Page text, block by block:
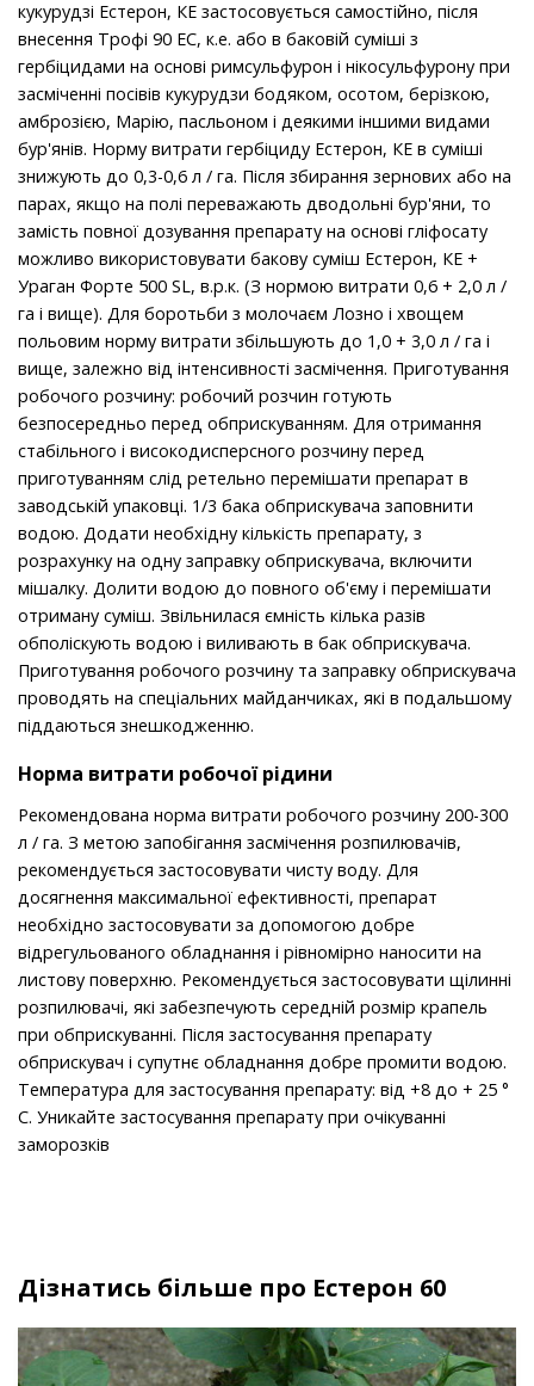
кукурудзі Естерон, КЕ застосовується самостійно, після
внесення Трофі 90 ЕС, к.е. або в баковій суміші з
гербіцидами на основі римсульфурон і нікосульфурону при
засміченні посівів кукурудзи бодяком, осотом, берізкою,
амброзією, Марію, пасльоном і деякими іншими видами
бур'янів. Норму витрати гербіциду Естерон, КЕ в суміші
знижують до 0,3-0,6 л / га. Після збирання зернових або на
парах, якщо на полі переважають дводольні бур'яни, то
замість повної дозування препарату на основі гліфосату
можливо використовувати бакову суміш Естерон, КЕ +
Ураган Форте 500 SL, в.p.к. (З нормою витрати 0,6 + 2,0 л /
га і вище). Для боротьби з молочаєм Лозно і хвощем
польовим норму витрати збільшують до 1,0 + 3,0 л / га і
вище, залежно від інтенсивності засмічення. Приготування
робочого розчину: робочий розчин готують
безпосередньо перед обприскуванням. Для отримання
стабільного і високодисперсного розчину перед
приготуванням слід ретельно перемішати препарат в
заводській упаковці. 1/3 бака обприскувача заповнити
водою. Додати необхідну кількість препарату, з
розрахунку на одну заправку обприскувача, включити
мішалку. Долити водою до повного об'єму і перемішати
отриману суміш. Звільнилася ємність кілька разів
обполіскують водою і виливають в бак обприскувача.
Приготування робочого розчину та заправку обприскувача
проводять на спеціальних майданчиках, які в подальшому
піддаються знешкодженню.
Норма витрати робочої рідини
Рекомендована норма витрати робочого розчину 200-300
л / га. З метою запобігання засмічення розпилювачів,
рекомендується застосовувати чисту воду. Для
досягнення максимальної ефективності, препарат
необхідно застосовувати за допомогою добре
відрегульованого обладнання і рівномірно наносити на
листову поверхню. Рекомендується застосовувати щілинні
розпилювачі, які забезпечують середній розмір крапель
при обприскуванні. Після застосування препарату
обприскувач і супутнє обладнання добре промити водою.
Температура для застосування препарату: від +8 до + 25 °
С. Уникайте застосування препарату при очікуванні
заморозків
Дізнатись більше про Естерон 60